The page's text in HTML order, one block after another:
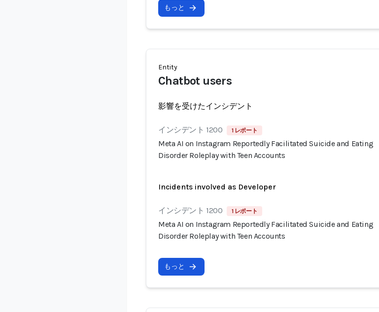
もっと
Entity
Chatbot users
影響を受けたインシデント
インシデント 1200 1 レポート
Meta AI on Instagram Reportedly Facilitated Suicide and Eating
Disorder Roleplay with Teen Accounts
Incidents involved as Developer
インシデント 1200 1 レポート
Meta AI on Instagram Reportedly Facilitated Suicide and Eating
Disorder Roleplay with Teen Accounts
もっと